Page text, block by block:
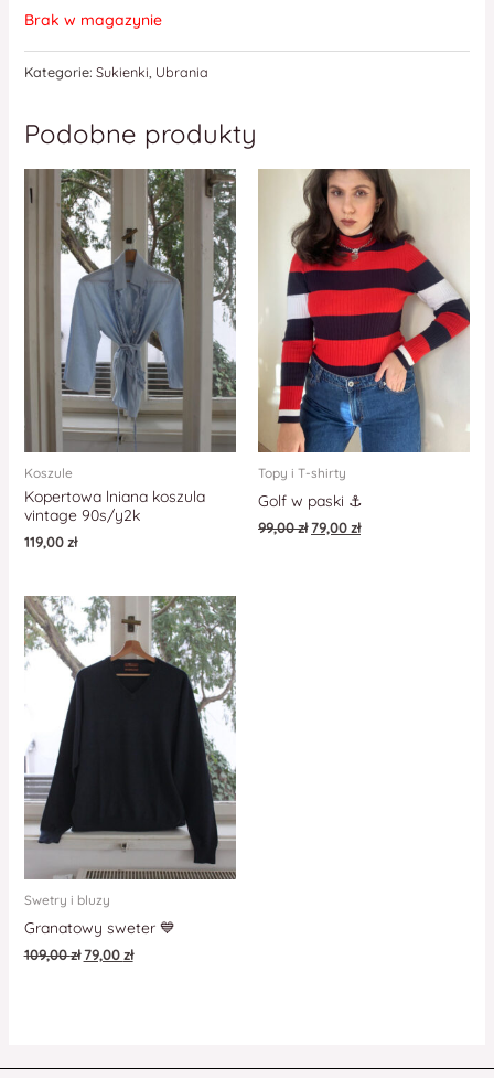
Brak w magazynie
Kategorie: Sukienki, Ubrania
Podobne produkty
Koszule
Kopertowa lniana koszula
vintage 90s/y2k
119,00zł
Topy i T-shirty
Golf w paski ⚓️
99,00zł79,00zł
Swetry i bluzy
Granatowy sweter 💙
109,00zł 79,00zł